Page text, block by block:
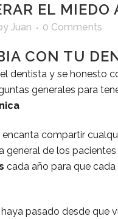
EL MIEDO
Juan 0 Comments
CON TU
dentista y se honesto
generales para
compartir
general de los
cada año para que
pasado desde que